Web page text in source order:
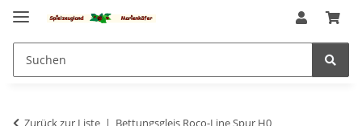
Zurück zur Liste Bettungsgleis Roco-Line Spur H0